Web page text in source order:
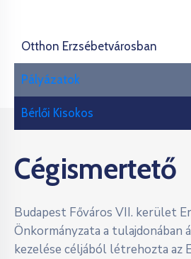
Otthon Erzsébetvárosban
Pályázatok
Bérlői Kisokos
Cégismertető
Budapest Főváros VII. kerület
Önkormányzata a tulajdonában
kezelése céljából létrehozta az